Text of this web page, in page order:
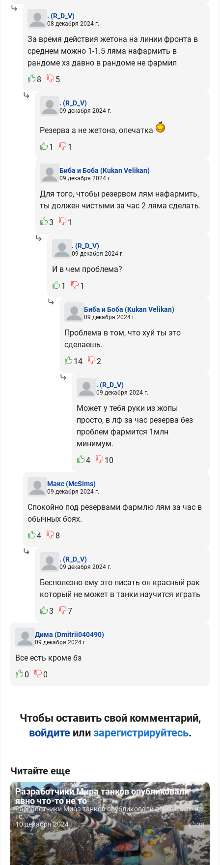
. (R_D_V)
08 декабря 2024 г.
За время действия жетона на линии фронта в
среднем можно 1-1.5 ляма нафармить в
рандоме хз давно в рандоме не фармил
8
5
. (R_D_V)
09 декабря 2024 г.
Резерва а не жетона, опечатка
1
1
Биба и Боба (Kukan Velikan)
09 декабря 2024 г.
Для того, чтобы резервом лям нафармить,
ты должен чистыми за час 2 ляма сделать.
3
1
. (R_D_V)
09 декабря 2024 г.
И в чем проблема?
1
1
Биба и Боба (Kukan Velikan)
09 декабря 2024 г.
Проблема в том, что хуй ты это
сделаешь.
14
2
. (R_D_V)
09 декабря 2024 г.
Может у тебя руки из жопы
просто, в лф за час резерва без
проблем фармится 1млн
минимум.
4
10
Макс(McSims)
09 декабря 2024 г.
Спокойно под резервами фармлю лям за час в
обычных боях.
4
8
. (R_D_V)
09 декабря 2024 г.
Бесполезно ему это писать он красный рак
который не может в танки научится играть
3
7
Дима (Dmitrii040490)
09 декабря 2024 г.
Все есть кроме бз
0
0
Чтобы оставить свой комментарий,
войдитеили зарегистрируйтесь.
Читайте еще
Разработчики Мира танков опубликовали
явно что-то не то
Разработчики Мира танков опубликовали явно что-то не
то.
10 декабря 2024 г.
38